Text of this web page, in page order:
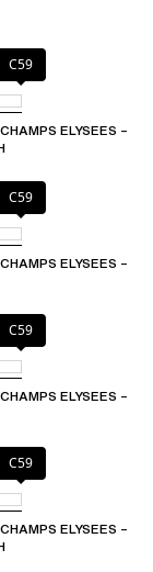
C59
ELYSEES –
C59
ELYSEES –
C59
ELYSEES –
C59
ELYSEES –